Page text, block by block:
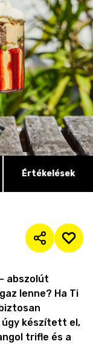
Értékelések
- abszolút
lenne? Ha Ti
készített el,
trifle és a